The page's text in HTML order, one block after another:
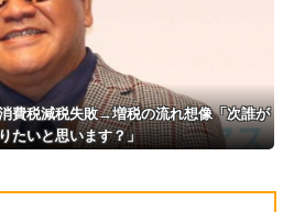
費税減税失敗→増税の流れ想像「次誰が
たいと思います？」